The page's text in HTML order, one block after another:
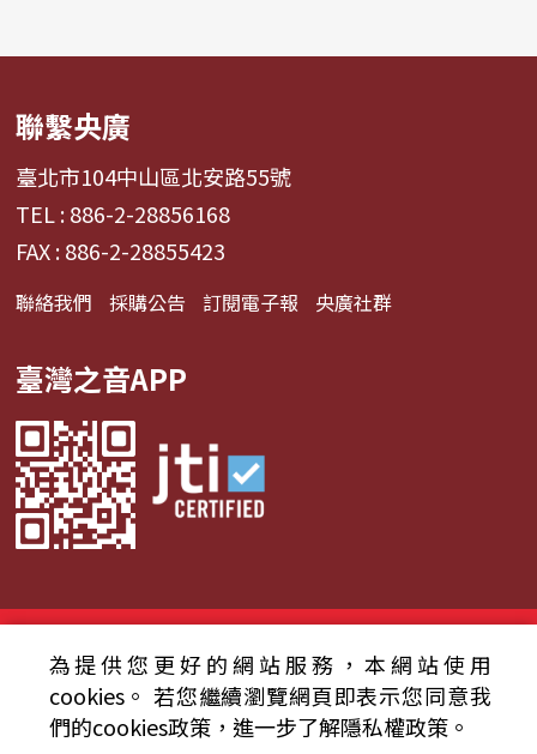
聯繫央廣
臺北市104中山區北安路55號
TEL : 886-2-28856168
FAX : 886-2-28855423
聯絡我們 採購公告 訂閱電子報 央廣社群
臺灣之音APP
© 2024財團法人中央廣播電臺 版權所有
資通安全政策聲明
服務條款 隱私權條款
為提供您更好的網站服務，本網站使用
cookies。 若您繼續瀏覽網頁即表示您同意我
們的cookies政策，進一步了解隱私權政策。